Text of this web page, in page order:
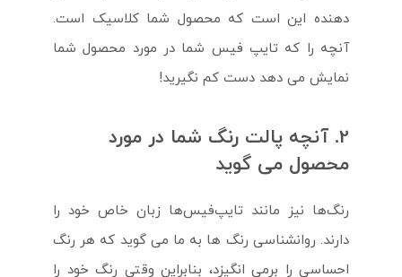
دهنده این است که محصول شما کلاسیک است.
آنچه را که تایپ فیس شما در مورد محصول شما
نمایش می دهد دست کم نگیرید!
2. آنچه پالت رنگ شما در مورد
محصول می گوید
رنگ‌ها نیز مانند تایپ‌فیس‌ها زبان خاص خود را
دارند. روانشناسی رنگ ها به ما می گوید که هر رنگ
احساسی را برمی انگیزد، بنابراین وقتی رنگ خود را